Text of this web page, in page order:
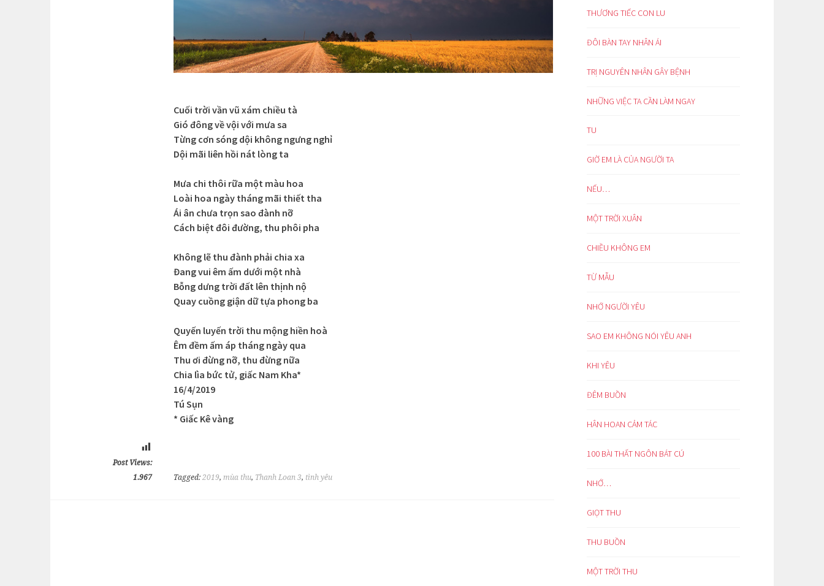
Cuối trời vần vũ xám chiều tà
Gió đông về vội với mưa sa
Từng cơn sóng dội không ngưng nghỉ
Dội mãi liên hồi nát lòng ta
Mưa chi thôi rữa một màu hoa
Loài hoa ngày tháng mãi thiết tha
Ái ân chưa trọn sao đành nỡ
Cách biệt đôi đường, thu phôi pha
Không lẽ thu đành phải chia xa
Đang vui êm ấm dưới một nhà
Bỗng dưng trời đất lên thịnh nộ
Quay cuồng giận dữ tựa phong ba
Quyến luyến trời thu mộng hiền hoà
Êm đềm ấm áp tháng ngày qua
Thu ơi đừng nỡ, thu đừng nữa
Chia lìa bức tử, giấc Nam Kha*
16/4/2019
Tú Sụn
* Giấc Kê vàng
Post Views:
1.967
Tagged: 2019, mùa thu, Thanh Loan 3, tình yêu
THƯƠNG TIẾC CON LU
ĐÔI BÀN TAY NHÂN ÁI
TRỊ NGUYÊN NHÂN GÂY BỆNH
NHỮNG VIỆC TA CẦN LÀM NGAY
TU
GIỜ EM LÀ CỦA NGƯỜI TA
NẾU…
MỘT TRỜI XUÂN
CHIỀU KHÔNG EM
TỪ MẪU
NHỚ NGƯỜI YÊU
SAO EM KHÔNG NÓI YÊU ANH
KHI YÊU
ĐÊM BUỒN
HÂN HOAN CẢM TÁC
100 BÀI THẤT NGÔN BÁT CÚ
NHỚ…
GIỌT THU
THU BUỒN
MỘT TRỜI THU